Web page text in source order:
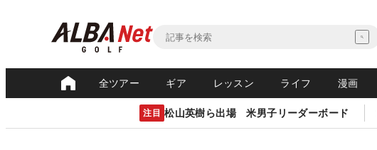
全ツアー ギア レッスン ライフ 漫画
注目 松山英樹ら出場 米男子リーダーボード